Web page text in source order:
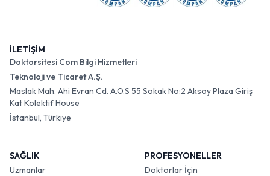
İLETİŞİM
Doktorsitesi Com Bilgi Hizmetleri
Teknoloji ve Ticaret A.Ş.
Maslak Mah. Ahi Evran Cd. A.O.S 55 Sokak No:2 Aksoy Plaza Giriş
Kat Kolektif House
İstanbul, Türkiye
SAĞLIK
Uzmanlar
PROFESYONELLER
Doktorlar İçin